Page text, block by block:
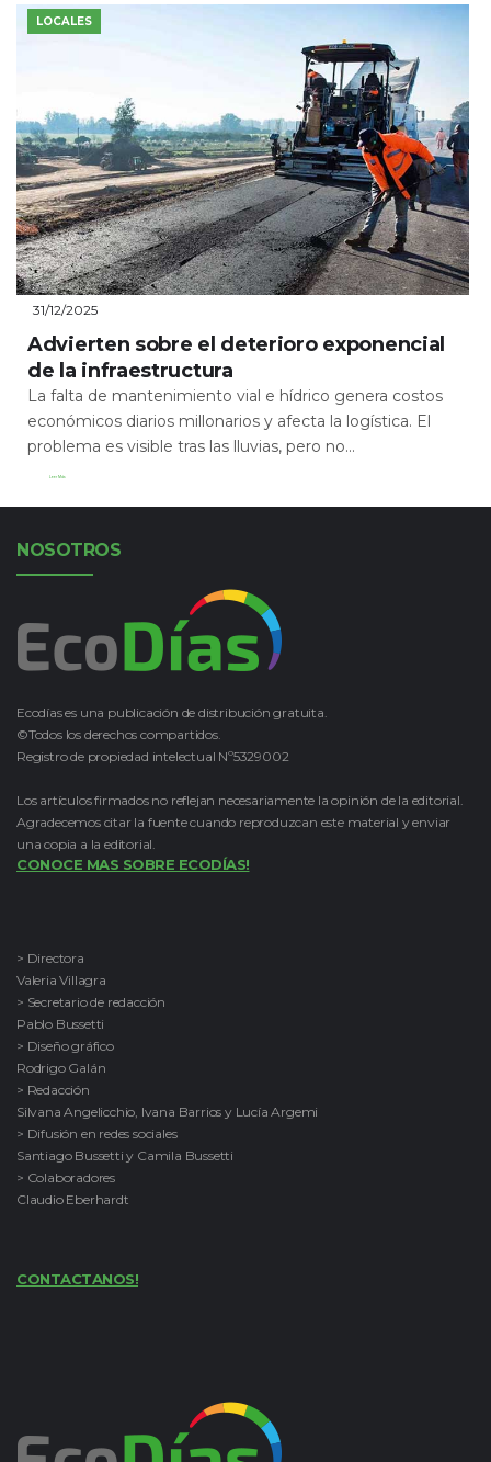
LOCALES
31/12/2025
Advierten sobre el deterioro exponencial
de la infraestructura
La falta de mantenimiento vial e hídrico genera costos
económicos diarios millonarios y afecta la logística. El
problema es visible tras las lluvias, pero no...
Leer Más
NOSOTROS
Ecodías es una publicación de distribución gratuita.
©Todos los derechos compartidos.
Registro de propiedad intelectual Nº5329002
Los artículos firmados no reflejan necesariamente la opinión de la editorial.
Agradecemos citar la fuente cuando reproduzcan este material y enviar
una copia a la editorial.
CONOCE MAS SOBRE ECODÍAS!
> Directora
Valeria Villagra
> Secretario de redacción
Pablo Bussetti
> Diseño gráfico
Rodrigo Galán
> Redacción
Silvana Angelicchio, Ivana Barrios y Lucía Argemi
> Difusión en redes sociales
Santiago Bussetti y Camila Bussetti
> Colaboradores
Claudio Eberhardt
CONTACTANOS!